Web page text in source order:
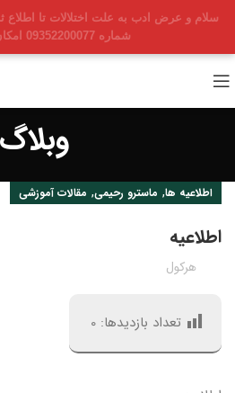
سلام و عرض ادب به علت اختلالات تا اطلاع
شماره 09352200077 امکان پذیر است.
وبلاگ
اطلاعیه ها, ماسترو رحیمی, مقالات آموزشی
اطلاعیه
هرکول
تعداد بازدیدها: 0